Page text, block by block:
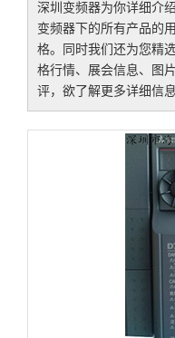
深圳变频器为你详细介绍
变频器 下的所有产品的
格。同时我们还为您精
格行情、展会信息、图
评，欲了解更多详细信